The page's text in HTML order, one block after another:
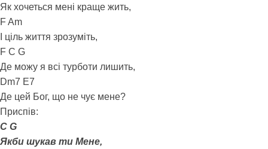
Як хочеться мені краще жить,
F Am
І ціль життя зрозуміть,
F C G
Де можу я всі турботи лишить,
Dm7 E7
Де цей Бог, що не чує мене?
Приспів:
C G
Якби шукав ти Мене,